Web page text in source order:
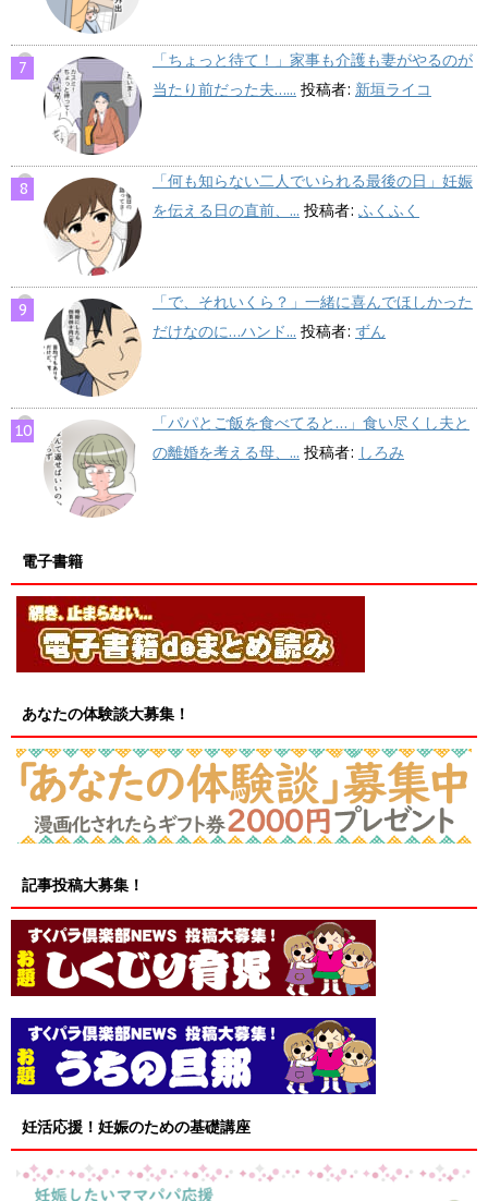
「ちょっと待て！」家事も介護も妻がやるのが
当たり前だった夫…... 投稿者: 新垣ライコ
「何も知らない二人でいられる最後の日」妊娠
を伝える日の直前、... 投稿者: ふくふく
「で、それいくら？」一緒に喜んでほしかった
だけなのに…ハンド... 投稿者: ずん
「パパとご飯を食べてると…」食い尽くし夫と
の離婚を考える母、... 投稿者: しろみ
電子書籍
あなたの体験談大募集！
記事投稿大募集！
妊活応援！妊娠のための基礎講座